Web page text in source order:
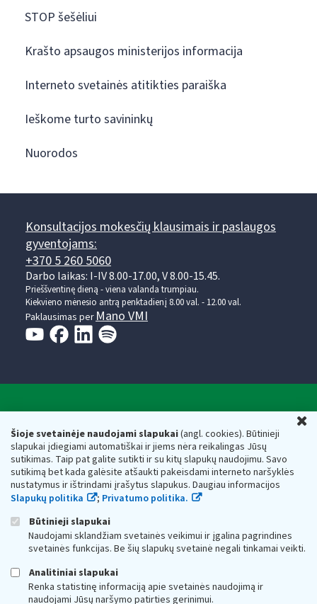
Šioje svetainėje naudojami slapukai(angl. cookies). Būtinieji
slapukai įdiegiami automatiškai ir jiems nėra reikalingas Jūsų
sutikimas. Taip pat galite sutikti ir su kitų slapukų naudojimu. Savo
sutikimą bet kada galėsite atšaukti pakeisdami interneto naršyklės
nustatymus ir ištrindami įrašytus slapukus. Daugiau informacijos
Slapukų politika
; Privatumo politika.
Būtinieji slapukai
Naudojami sklandžiam svetainės veikimui ir įgalina pagrindines
svetainės funkcijas. Be šių slapukų svetainė negali tinkamai veikti.
Analitiniai slapukai
Renka statistinę informaciją apie svetainės naudojimą ir
naudojami Jūsų naršymo patirties gerinimui.
STOP šešėliui
Krašto apsaugos ministerijos informacija
Interneto svetainės atitikties paraiška
Ieškome turto savininkų
Nuorodos
Konsultacijos mokesčių klausimais ir paslaugos
gyventojams:
+370 5 260 5060
Darbo laikas: I-IV 8.00-17.00, V 8.00-15.45.
Prieššventinę dieną - viena valanda trumpiau.
Kiekvieno mėnesio antrą penktadienį 8.00 val. - 12.00 val.
Paklausimas per Mano VMI
Respublikos finansų ministerijos
Biudžetinė įstaiga. Juridinio asmens kodas — 188659752,
adresas: Vasario 16-osios g. 14, 01107 Vilnius, Lietuva, el.paštas:
vmi@vmi.lt, E. pristatymo dėžutės adresas 188659752
Duomenys apie Valstybinę mokesčių inspekciją prie Lietuvos
Respublikos finansų ministerijos kaupiami ir saugomi Juridinių